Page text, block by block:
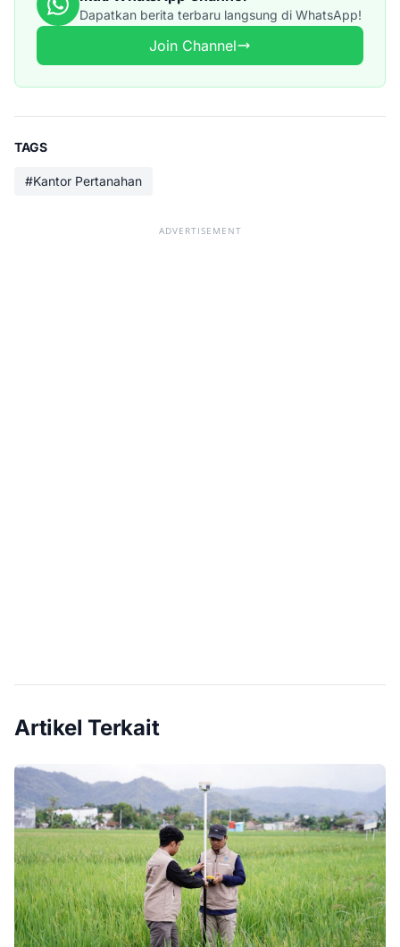
Dapatkan berita terbaru langsung di WhatsApp!
Join Channel
TAGS
#Kantor Pertanahan
ADVERTISEMENT
Artikel Terkait